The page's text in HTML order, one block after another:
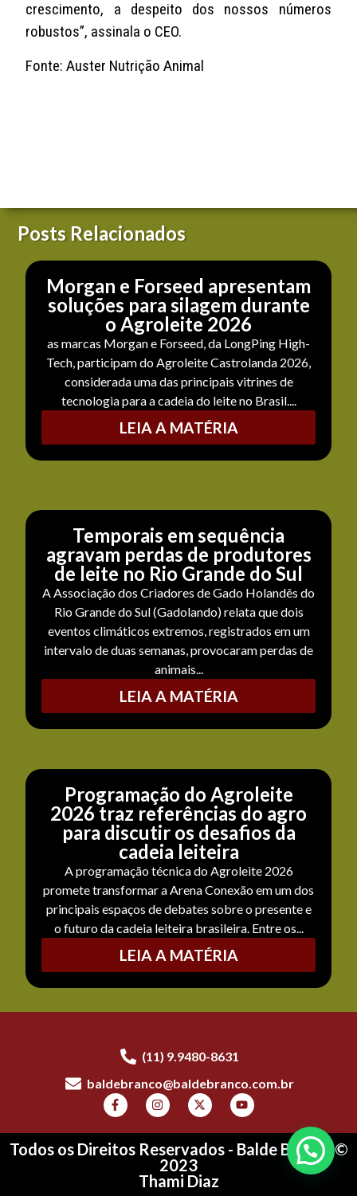
crescimento, a despeito dos nossos números
robustos”, assinala o CEO.
Fonte: Auster Nutrição Animal
Posts Relacionados
Morgan e Forseed apresentam
soluções para silagem durante
o Agroleite 2026
as marcas Morgan e Forseed, da LongPing High-
Tech, participam do Agroleite Castrolanda 2026,
considerada uma das principais vitrines de
tecnologia para a cadeia do leite no Brasil....
LEIA A MATÉRIA
Temporais em sequência
agravam perdas de produtores
de leite no Rio Grande do Sul
A Associação dos Criadores de Gado Holandês do
Rio Grande do Sul (Gadolando) relata que dois
eventos climáticos extremos, registrados em um
intervalo de duas semanas, provocaram perdas de
animais...
LEIA A MATÉRIA
Programação do Agroleite
2026 traz referências do agro
para discutir os desafios da
cadeia leiteira
A programação técnica do Agroleite 2026
promete transformar a Arena Conexão em um dos
principais espaços de debates sobre o presente e
o futuro da cadeia leiteira brasileira. Entre os...
LEIA A MATÉRIA
(11) 9.9480-8631
baldebranco@baldebranco.com.br
Todos os Direitos Reservados - Balde Branco ©
2023
Thami Diaz